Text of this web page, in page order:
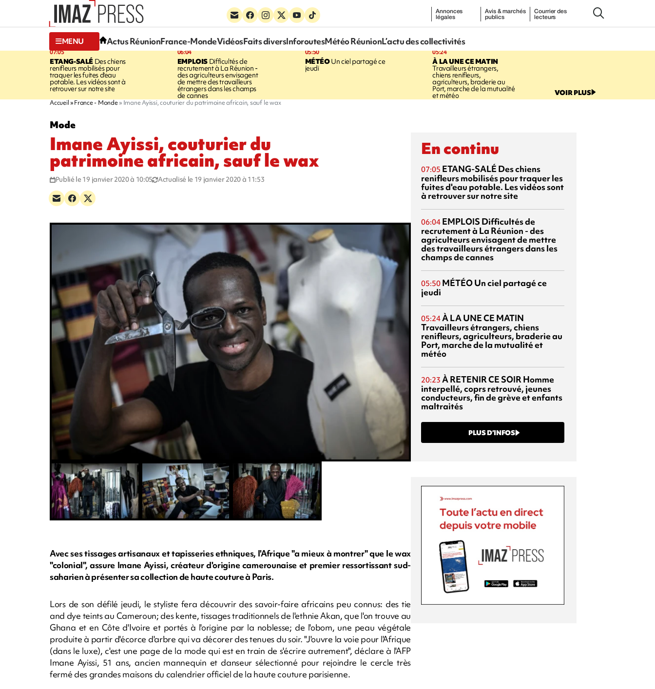
Annonces
légales
Avis & marchés
publics
Courrier des
lecteurs
MENU Actus RéunionFrance-MondeVidéosFaits diversInforoutesMétéo RéunionL’actu des collectivités
07:05
ETANG-SALÉ Des chiens
renifleurs mobilisés pour
traquer les fuites d'eau
potable. Les vidéos sont à
retrouver sur notre site
06:04
EMPLOIS Difficultés de
recrutement à La Réunion -
des agriculteurs envisagent
de mettre des travailleurs
étrangers dans les champs
de cannes
05:50
MÉTÉOUn ciel partagé ce
jeudi
05:24
À LA UNE CE MATIN
Travailleurs étrangers,
chiens renifleurs,
agriculteurs, braderie au
Port, marche de la mutualité
et météo VOIR PLUS
Accueil France - Monde Imane Ayissi, couturier du patrimoine africain, sauf le wax
Mode
Imane Ayissi, couturier du
patrimoine africain, sauf le wax
Publié le 19 janvier 2020 à 10:05 Actualisé le 19 janvier 2020 à 11:53
Avec ses tissages artisanaux et tapisseries ethniques, l'Afrique "a mieux à montrer" que le wax
"colonial", assure Imane Ayissi, créateur d'origine camerounaise et premier ressortissant sud-
saharien à présenter sa collection de haute couture à Paris.
Lors de son défilé jeudi, le styliste fera découvrir des savoir-faire africains peu connus: des tie
and dye teints au Cameroun; des kente, tissages traditionnels de l'ethnie Akan, que l'on trouve au
Ghana et en Côte d'Ivoire et portés à l'origine par la noblesse; de l'obom, une peau végétale
produite à partir d'écorce d'arbre qui va décorer des tenues du soir. "J'ouvre la voie pour l'Afrique
(dans le luxe), c'est une page de la mode qui est en train de s'écrire autrement", déclare à l'AFP
Imane Ayissi, 51 ans, ancien mannequin et danseur sélectionné pour rejoindre le cercle très
fermé des grandes maisons du calendrier officiel de la haute couture parisienne.
En continu
07:05 ETANG-SALÉ Des chiens
renifleurs mobilisés pour traquer les
fuites d'eau potable. Les vidéos sont
à retrouver sur notre site
06:04 EMPLOIS Difficultés de
recrutement à La Réunion - des
agriculteurs envisagent de mettre
des travailleurs étrangers dans les
champs de cannes
05:50 MÉTÉOUn ciel partagé ce
jeudi
05:24À LA UNE CE MATIN
Travailleurs étrangers, chiens
renifleurs, agriculteurs, braderie au
Port, marche de la mutualité et
météo
20:23 À RETENIR CE SOIR Homme
interpellé, coprs retrouvé, jeunes
conducteurs, fin de grève et enfants
maltraités
PLUS D’INFOS